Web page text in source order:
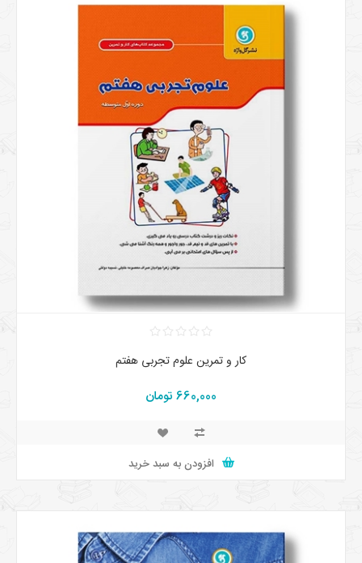
کار و تمرین علوم تجربی هفتم
660,000 تومان
افزودن به سبد خرید